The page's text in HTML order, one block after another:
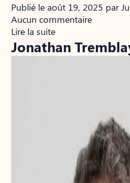
Publié le août 19, 2025 par
Aucun commentaire
Lire la suite
Jonathan